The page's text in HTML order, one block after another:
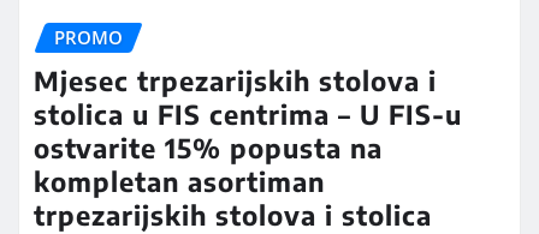
PROMO
Mjesec trpezarijskih stolova i
stolica u FIS centrima – U FIS-u
ostvarite 15% popusta na
kompletan asortiman
trpezarijskih stolova i stolica